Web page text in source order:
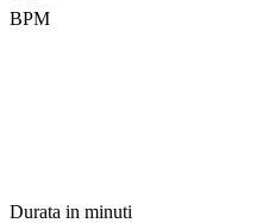
BPM
Durata in minuti